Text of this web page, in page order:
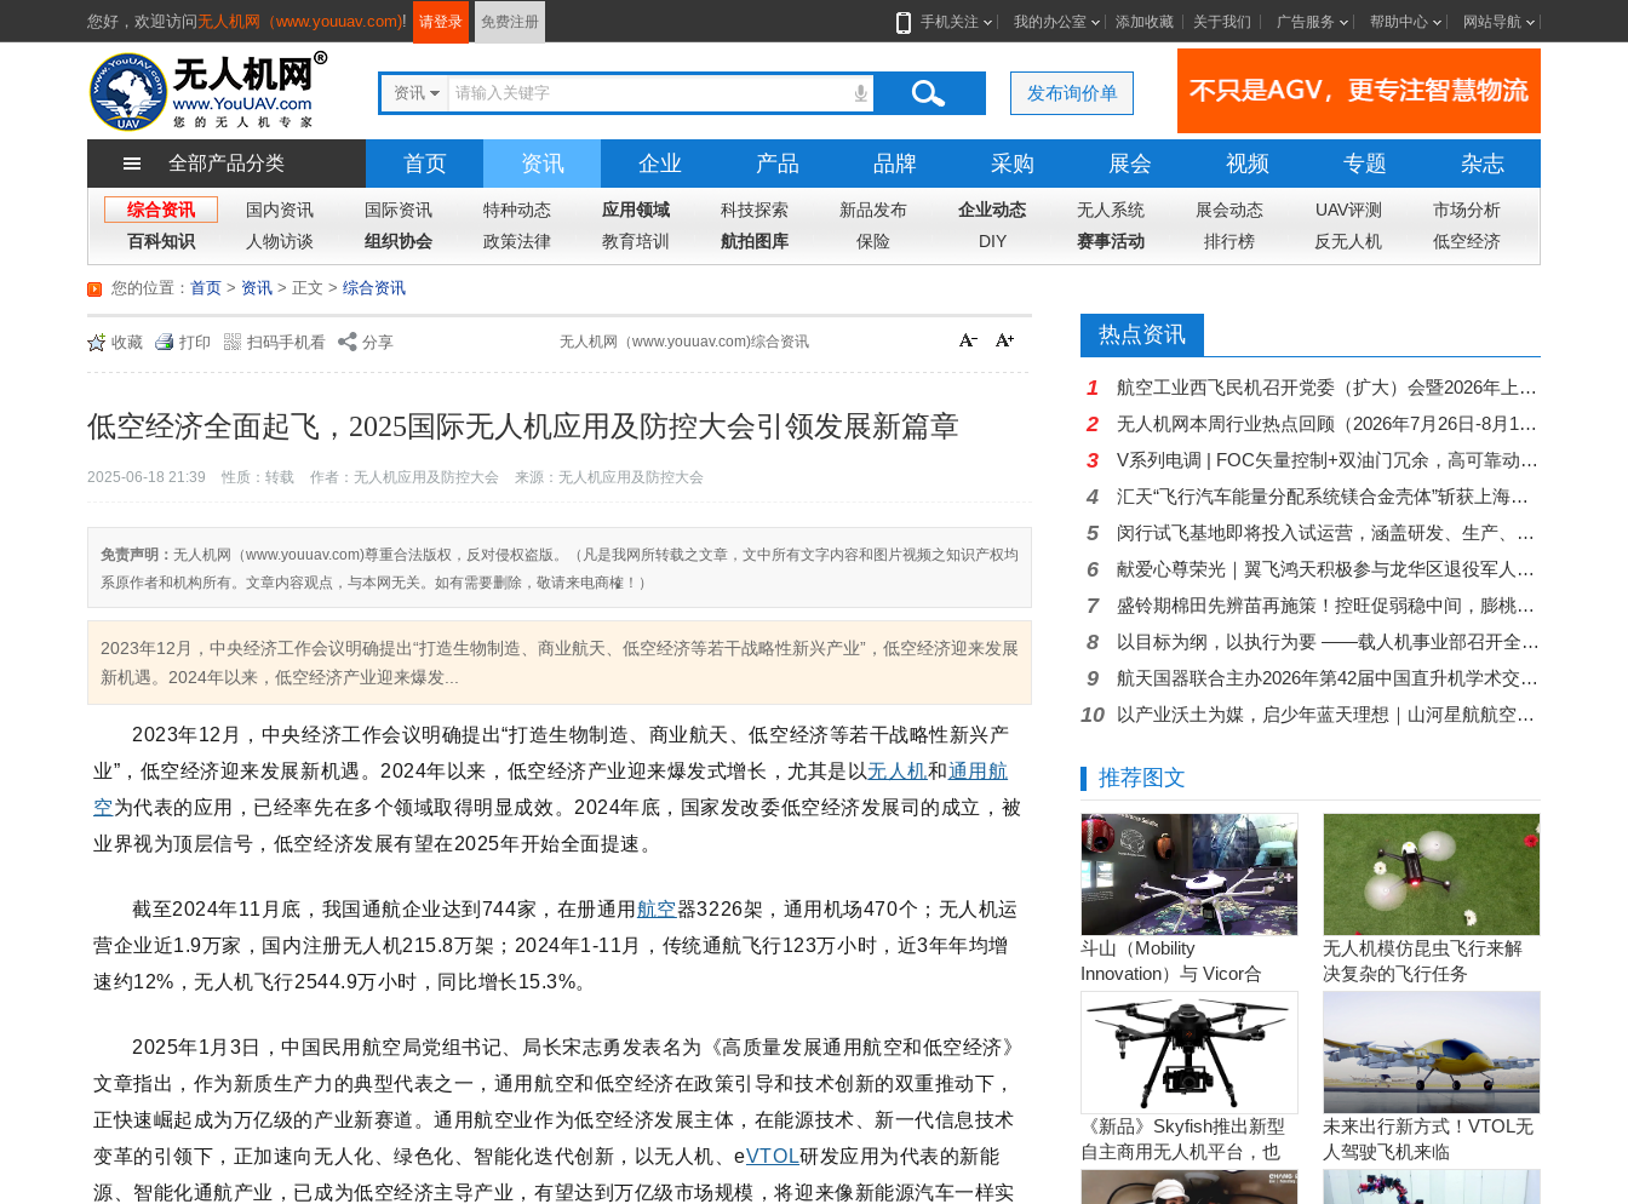
您好， 欢迎访问无人机网（www.youuav.com)! 请登录 免费注册 手机关注 我的办公室 添加收藏 关于我们 广告服务 帮助中心 网站导航
资讯 发布询价单
全部产品分类 首页 资讯 企业 产品 品牌 采购 展会 视频 专题 杂志
综合资讯 国内资讯 国际资讯 特种动态 应用领域 科技探索 新品发布 企业动态 无人系统 展会动态 UAV评测
市场分析
百科知识
人物访谈 组织协会 政策法律 教育培训 航拍图库 保险 DIY 赛事活动 排行榜 反无人机 低空经济
您的位置： 首页 > 资讯 > 综合资讯
> 正文
收藏 打印 扫码手机看 分享 无人机网（www.youuav.com)综合资讯
低空经济全面起飞，2025国际无人机应用及防控大会引领发展新篇章
2025-06-18 21:39 性质：转载 作者：无人机应用及防控大会 来源：无人机应用及防控大会
免责声明： 无人机网（www.youuav.com)尊重合法版权，反对侵权盗版。（凡是我网所转载之文章，文中所有文字内容和图片视频之知识产权均
系原作者和机构所有。文章内容观点，与本网无关。如有需要删除，敬请来电商榷！）
2023年12月，中央经济工作会议明确提出“打造生物制造、商业航天、低空经济等若干战略性新兴产业”，低空经济迎来发展
新机遇。2024年以来，低空经济产业迎来爆发...
2023年12月，中央经济工作会议明确提出“打造生物制造、商业航天、低空经济等若干战略性新兴产
业”，低空经济迎来发展新机遇。2024年以来，低空经济产业迎来爆发式增长，尤其是以无人机和通用航
空为代表的应用，已经率先在多个领域取得明显成效。2024年底，国家发改委低空经济发展司的成立，被
业界视为顶层信号，低空经济发展有望在2025年开始全面提速。
截至2024年11月底，我国通航企业达到744家，在册通用 航空器3226架，通用机场470个；无人机运
营企业近1.9万家，国内注册无人机215.8万架；2024年1-11月，传统通航飞行123万小时，近3年年均增
速约12%，无人机飞行2544.9万小时，同比增长15.3%。
2025年1月3日，中国民用航空局党组书记、局长宋志勇发表名为《高质量发展通用航空和低空经济》
文章指出，作为新质生产力的典型代表之一，通用航空和低空经济在政策引导和技术创新的双重推动下，
正快速崛起成为万亿级的产业新赛道。通用航空业作为低空经济发展主体，在能源技术、新一代信息技术
变革的引领下，正加速向无人化、绿色化、智能化迭代创新，以无人机、eVTOL研发应用为代表的新能
源、智能化通航产业，已成为低空经济主导产业，有望达到万亿级市场规模，将迎来像新能源汽车一样实
热点资讯
1 航空工业西飞民机召开党委（扩大）会暨2026年上半年经营工作会
2 无人机网本周行业热点回顾（2026年7月26日-8月1日）
3 V系列电调 | FOC矢量控制+双油门冗余，高可靠动力中枢，赋能行业无人机稳定作业
4 汇天“飞行汽车能量分配系统镁合金壳体”斩获上海国际压铸展金奖铸件荣誉
5 闵行试飞基地即将投入试运营，涵盖研发、生产、测试等全链条丨低空应用
6 献爱心尊荣光｜翼飞鸿天积极参与龙华区退役军人关爱基金捐赠
7 盛铃期棉田先辨苗再施策！控旺促弱稳中间，膨桃防脱不跑偏
8 以目标为纲，以执行为要 ——载人机事业部召开全面贯彻公司半年度会议精神暨重点工作攻坚部署会
9 航天国器联合主办2026年第42届中国直升机学术交流会
10 以产业沃土为媒，启少年蓝天理想｜山河星航航空文化体验进行中
推荐图文
斗山（Mobility
Innovation）与 Vicor合
作。实现商用氢燃料电池
无人机
无人机模仿昆虫飞行来解
决复杂的飞行任务
《新品》Skyfish推出新型
自主商用无人机平台，也
可搭载Sony Alpha相机
未来出行新方式！VTOL无
人驾驶飞机来临